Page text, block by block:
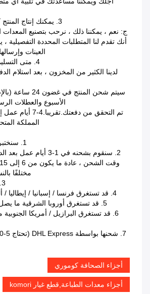
3. يمكنك إنتاج المنتج كعينة لدينا أو تصميم؟
ج: نعم ، يمكننا ذلك ، نرحب بتصنيع المعدات
أنك تقدم لنا المتطلبات المحددة التفصيلية
العينات
4. متى التسليم في الوقت المحدد؟
لدينا الكثير من المخزون ، بعد استلام
سيتم شحن المنتج
الأسبوع والعطلات
تم التحقق من
المملكة
1. سنختبرها بدقة قبل الشحن.
2. سنقوم بشحنه في 1-3
مختلفًا
3. كندا 5-15 يوم عمل.
4. قد تستغرق فرنسا / إسبانيا / إيطاليا / ألمانيا 5-15 يوم عمل.
5. قد تستغرق أوروبا الشرقية ما يصل إلى 6-16 يوم عمل.
7. شحنها بواسطة DHL Express (تحتاج 5-10 أيام عمل للوصول)
أجزاء الصحافة كوموري
أجزاء معدات الطباعة,قطع غيار komori